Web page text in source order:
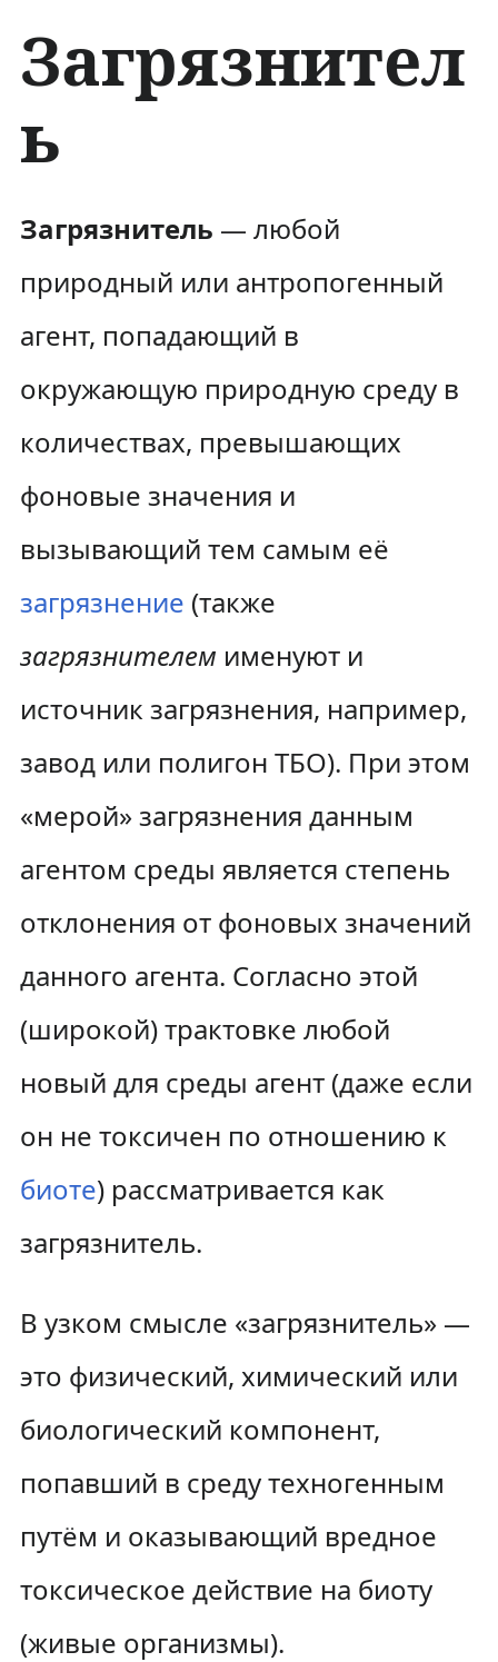
Загрязнител
ь
П
й
т
и
в
и
г
и
П
й
т
и
и
с
к
Загрязнитель — любой
природный или антропогенный
агент, попадающий в
окружающую природную среду в
количествах, превышающих
фоновые значения и
вызывающий тем самым её
загрязнение (также
загрязнителем именуют и
источник загрязнения, например,
завод или полигон ТБО). При этом
«мерой» загрязнения данным
агентом среды является степень
отклонения от фоновых значений
данного агента. Согласно этой
(широкой) трактовке любой
новый для среды агент (даже если
он не токсичен по отношению к
биоте) рассматривается как
загрязнитель.
В узком смысле «загрязнитель» —
это физический, химический или
биологический компонент,
попавший в среду техногенным
путём и оказывающий вредное
токсическое действие на биоту
(живые организмы).